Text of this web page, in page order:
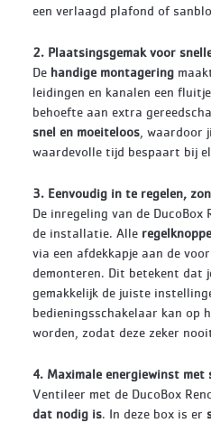
een verlaagd plafond of
2. Plaatsingsgemak voor
De handige montagering
leidingen en kanalen een
behoefte aan extra
snel en moeiteloos ,
waardevolle tijd bespaart bij
3. Eenvoudig in te regelen,
De inregeling van de DucoBox
de installatie. Alle
via een afdekkapje aan de
demonteren. Dit betekent dat
gemakkelijk de juiste
bedieningsschakelaar kan op
worden, zodat deze zeker
4. Maximale energiewinst met
Ventileer met de DucoBox
dat nodig is. In deze box is er